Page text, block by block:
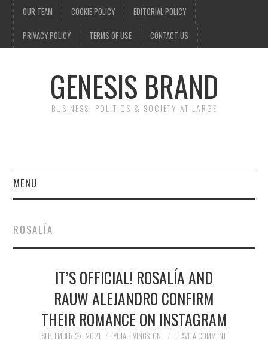
OUR TEAM COOKIE POLICY EDITORIAL POLICY
PRIVACY POLICY TERMS OF USE CONTACT US
GENESIS BRAND
BUSINESS, POLITICS & SOCIETY AT LARGE
MENU
FINANCE
POLITICS
SOCIETY
ROSALÍA
IT’S OFFICIAL! ROSALÍA AND
RAUW ALEJANDRO CONFIRM
THEIR ROMANCE ON INSTAGRAM
SEPTEMBER 27, 2021 LYDIA LIVINGSTON LEAVE A COMMENT